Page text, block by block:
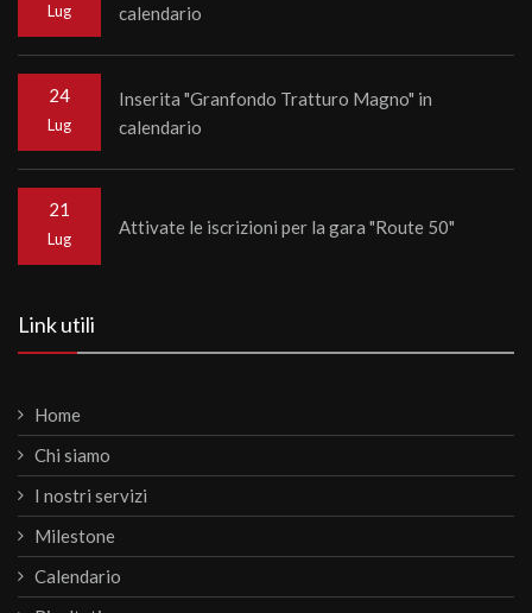
Lug
calendario
24
Lug
Inserita "Granfondo Tratturo Magno" in
calendario
21
Lug
Attivate le iscrizioni per la gara "Route 50"
Link utili
Home
Chi siamo
I nostri servizi
Milestone
Calendario